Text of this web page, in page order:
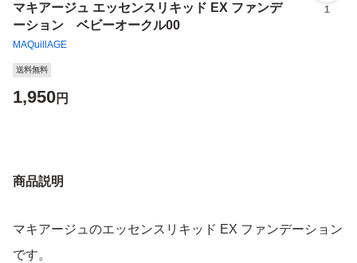
マキアージュ エッセンスリキッド EX ファンデ
ーション ベビーオークル00
MAQuillAGE
1
送料無料
1,950円
商品説明
マキアージュのエッセンスリキッド EX ファンデーション
です。